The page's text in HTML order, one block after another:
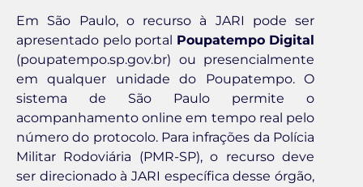
Em São Paulo, o recurso à JARI pode ser
apresentado pelo portal Poupatempo Digital
(poupatempo.sp.gov.br) ou presencialmente
em qualquer unidade do Poupatempo. O
sistema de São Paulo permite o
acompanhamento online em tempo real pelo
número do protocolo. Para infrações da Polícia
Militar Rodoviária (PMR-SP), o recurso deve
ser direcionado à JARI específica desse órgão,